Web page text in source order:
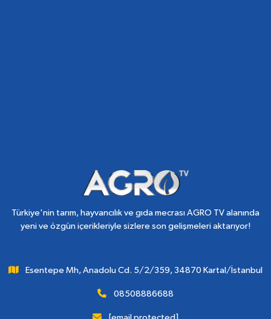
Türkiye'nin tarım, hayvancılık ve gıda mecrası AGRO TV alanında
yeni ve özgün içerikleriyle sizlere son gelişmeleri aktarıyor!
Esentepe Mh, Anadolu Cd. 5/2/359, 34870 Kartal/İstanbul
08508886688